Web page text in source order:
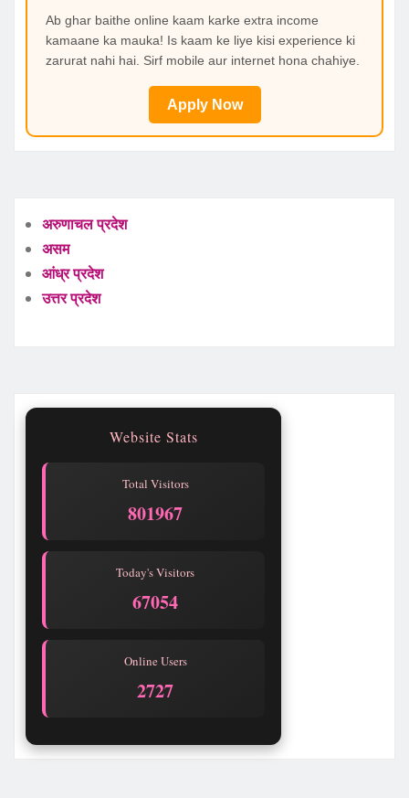
Ab ghar baithe online kaam karke extra income
kamaane ka mauka! Is kaam ke liye kisi experience ki
zarurat nahi hai. Sirf mobile aur internet hona chahiye.
Apply Now
अरुणाचल प्रदेश
असम
आंध्र प्रदेश
उत्तर प्रदेश
Website Stats
Total Visitors
801970
Today's Visitors
67057
Online Users
2727